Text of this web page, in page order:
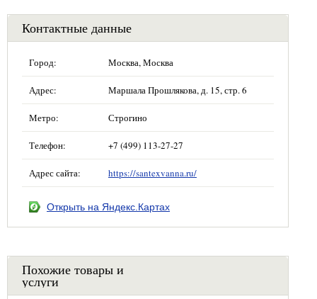
Контактные данные
Город: Москва, Москва
Адрес: Маршала Прошлякова, д. 15, стр. 6
Метро: Строгино
Телефон: +7 (499) 113-27-27
Адрес сайта: https://santexvanna.ru/
Открыть на Яндекс.Картах
Похожие товары и
услуги